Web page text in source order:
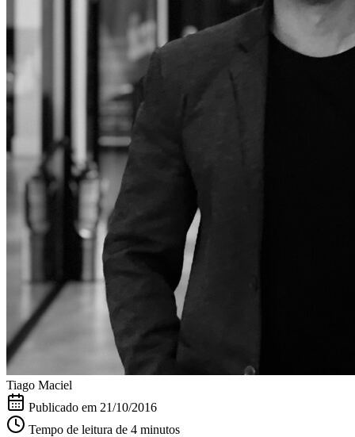
Tiago Maciel
Publicado em 21/10/2016
Tempo de leitura de 4 minutos